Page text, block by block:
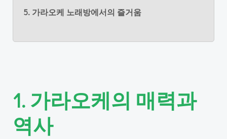
5. 가라오케 노래방에서의 즐거움
1. 가라오케의 매력과
역사